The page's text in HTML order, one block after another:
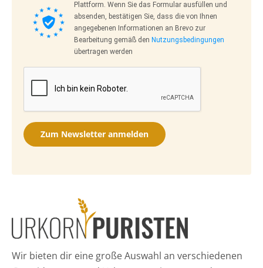
Plattform. Wenn Sie das Formular ausfüllen und
absenden, bestätigen Sie, dass die von Ihnen
angegebenen Informationen an Brevo zur
Bearbeitung gemäß den Nutzungsbedingungen
übertragen werden
Zum Newsletter anmelden
Wir bieten dir eine große Auswahl an verschiedenen